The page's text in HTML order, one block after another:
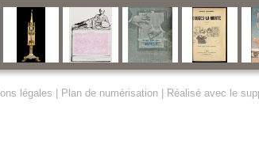
légales Plan de numérisation| Réalisé avec le